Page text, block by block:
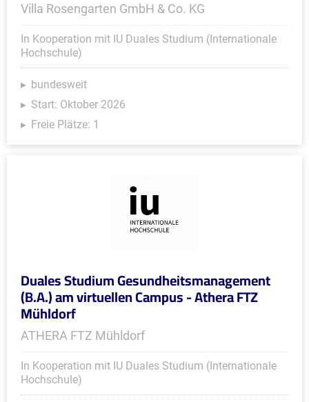
Villa Rosengarten GmbH & Co. KG
In Kooperation mit IU Duales Studium (Internationale
Hochschule)
bundesweit
Start: Oktober 2026
Freie Plätze: 1
Duales Studium Gesundheitsmanagement
(B.A.) am virtuellen Campus - Athera FTZ
Mühldorf
ATHERA FTZ Mühldorf
In Kooperation mit IU Duales Studium (Internationale
Hochschule)